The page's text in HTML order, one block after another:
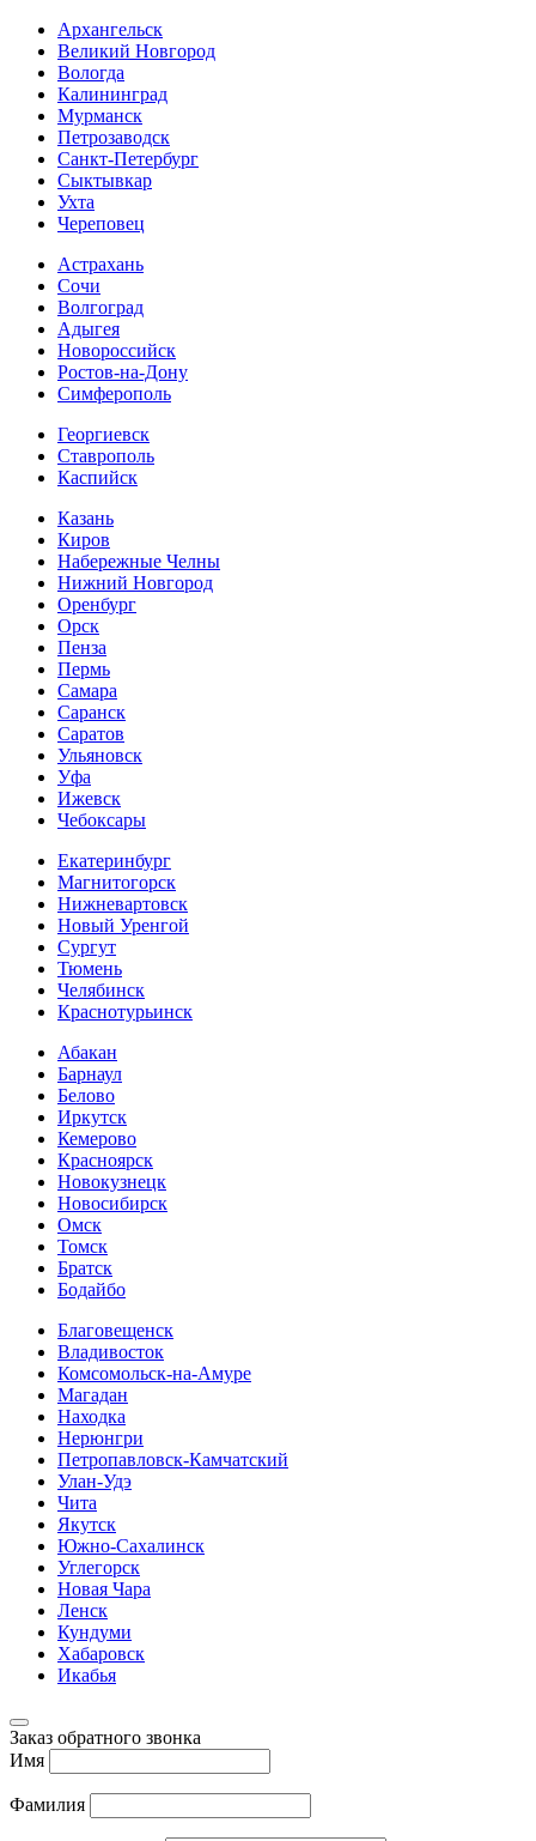
Архангельск
Великий Новгород
Вологда
Калининград
Мурманск
Петрозаводск
Санкт-Петербург
Сыктывкар
Ухта
Череповец
Астрахань
Сочи
Волгоград
Адыгея
Новороссийск
Ростов-на-Дону
Симферополь
Георгиевск
Ставрополь
Каспийск
Казань
Киров
Набережные Челны
Нижний Новгород
Оренбург
Орск
Пенза
Пермь
Самара
Саранск
Саратов
Ульяновск
Уфа
Ижевск
Чебоксары
Екатеринбург
Магнитогорск
Нижневартовск
Новый Уренгой
Сургут
Тюмень
Челябинск
Краснотурьинск
Абакан
Барнаул
Белово
Иркутск
Кемерово
Красноярск
Новокузнецк
Новосибирск
Омск
Томск
Братск
Бодайбо
Благовещенск
Владивосток
Комсомольск-на-Амуре
Магадан
Находка
Нерюнгри
Петропавловск-Камчатский
Улан-Удэ
Чита
Якутск
Южно-Сахалинск
Углегорск
Новая Чара
Ленск
Кундуми
Хабаровск
Икабья
Заказ обратного звонка
Имя
Фамилия